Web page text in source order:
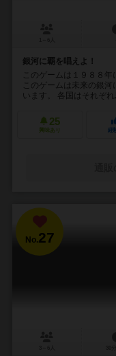
銀河に覇を唱えよ！
このゲームは１９８８
このゲームは未来の銀
います。 各国はそれぞ
25
興味あり 経
No.27